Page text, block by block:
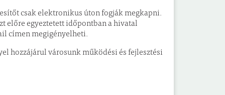
csak elektronikus úton fogják megkapni.
előre egyeztetett időpontban a hivatal
címen megigényelheti.
hozzájárul városunk működési és fejlesztési